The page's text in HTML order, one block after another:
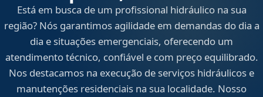
Está em busca de um profissional hidráulico na sua
região? Nós garantimos agilidade em demandas do dia a
dia e situações emergenciais, oferecendo um
atendimento técnico, confiável e com preço equilibrado.
Nos destacamos na execução de serviços hidráulicos e
manutenções residenciais na sua localidade. Nosso